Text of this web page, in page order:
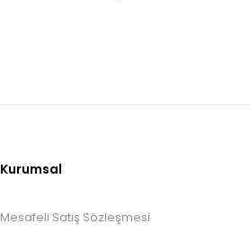
Kurumsal
Mesafeli Satış Sözleşmesi